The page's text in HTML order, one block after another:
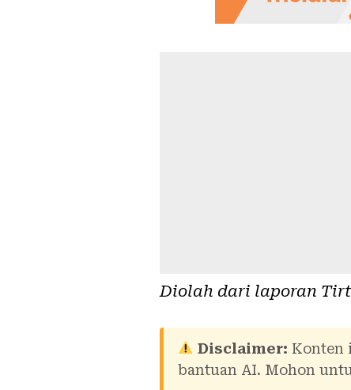
Diolah dari laporan
Disclaimer: Konten
bantuan AI. Mohon